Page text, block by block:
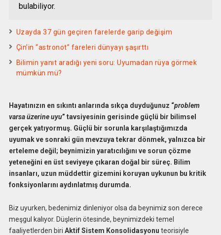
bulabiliyor.
Uzayda 37 gün geçiren farelerde garip değişim
Çin’in “astronot” fareleri dünyayı şaşırttı
Bilimin yanıt aradığı yeni soru: Uyumadan rüya görmek
mümkün mü?
Hayatınızın en sıkıntı anlarında sıkça duyduğunuz “problem
varsa üzerine uyu” tavsiyesinin gerisinde güçlü bir bilimsel
gerçek yatıyormuş. Güçlü bir sorunla karşılaştığımızda
uyumak ve sonraki gün mevzuya tekrar dönmek, yalnızca bir
erteleme değil; beynimizin yaratıcılığını ve sorun çözme
yeteneğini en üst seviyeye çıkaran doğal bir süreç. Bilim
insanları, uzun müddettir gizemini koruyan uykunun bu kritik
fonksiyonlarını aydınlatmış durumda.
Biz uyurken, bedenimiz dinleniyor olsa da beynimiz son derece
meşgul kalıyor. Düşlerin ötesinde, beynimizdeki temel
faaliyetlerden biri Aktif Sistem Konsolidasyonu teorisiyle